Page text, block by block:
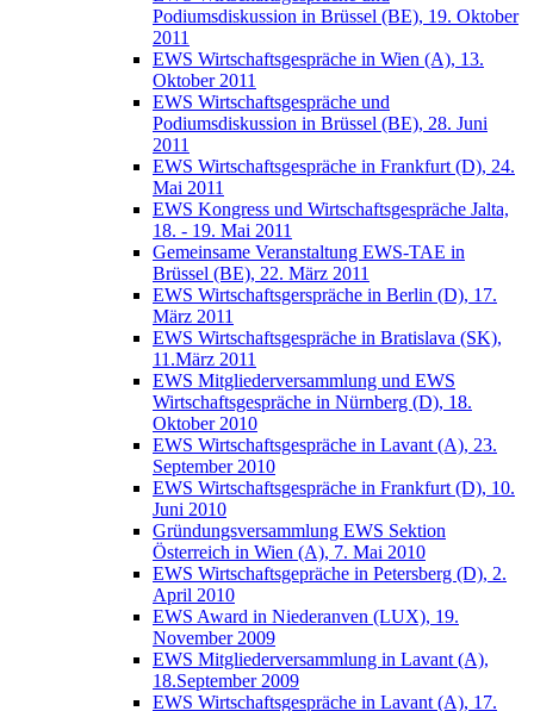
Podiumsdiskussion in Brüssel (BE), 19. Oktober
2011
EWS Wirtschaftsgespräche in Wien (A), 13.
Oktober 2011
EWS Wirtschaftsgespräche und
Podiumsdiskussion in Brüssel (BE), 28. Juni
2011
EWS Wirtschaftsgespräche in Frankfurt (D), 24.
Mai 2011
EWS Kongress und Wirtschaftsgespräche Jalta,
18. - 19. Mai 2011
Gemeinsame Veranstaltung EWS-TAE in
Brüssel (BE), 22. März 2011
EWS Wirtschaftsgerspräche in Berlin (D), 17.
März 2011
EWS Wirtschaftsgespräche in Bratislava (SK),
11.März 2011
EWS Mitgliederversammlung und EWS
Wirtschaftsgespräche in Nürnberg (D), 18.
Oktober 2010
EWS Wirtschaftsgespräche in Lavant (A), 23.
September 2010
EWS Wirtschaftsgespräche in Frankfurt (D), 10.
Juni 2010
Gründungsversammlung EWS Sektion
Österreich in Wien (A), 7. Mai 2010
EWS Wirtschaftsgepräche in Petersberg (D), 2.
April 2010
EWS Award in Niederanven (LUX), 19.
November 2009
EWS Mitgliederversammlung in Lavant (A),
18.September 2009
EWS Wirtschaftsgespräche in Lavant (A), 17.